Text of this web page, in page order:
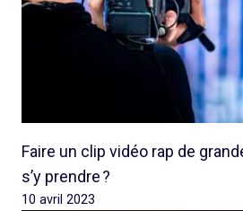
Faire un clip vidéo rap de
s’y prendre ?
10 avril 2023